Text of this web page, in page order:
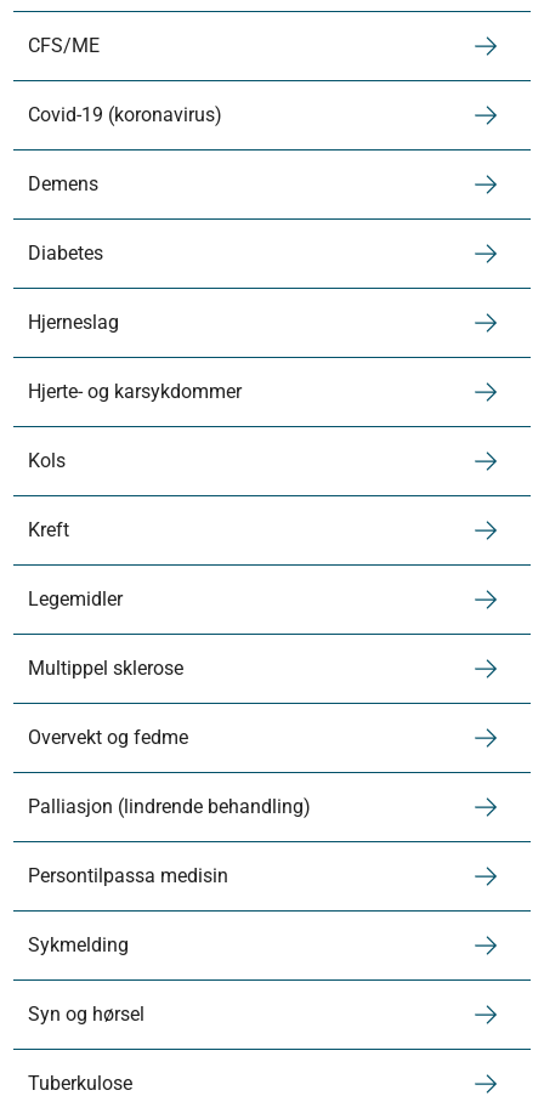
CFS/ME
Covid-19 (koronavirus)
Demens
Diabetes
Hjerneslag
Hjerte- og karsykdommer
Kols
Kreft
Legemidler
Multippel sklerose
Overvekt og fedme
Palliasjon (lindrende behandling)
Persontilpassa medisin
Sykmelding
Syn og hørsel
Tuberkulose